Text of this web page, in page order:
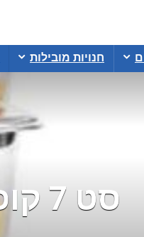
חנויות מובילות
סט 7 קופסאות אחסון Rubbermaid Brilliance